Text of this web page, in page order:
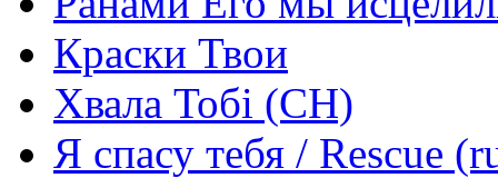
Краски Твои
Хвала Тобі (СН)
Я спасу тебя / Rescue